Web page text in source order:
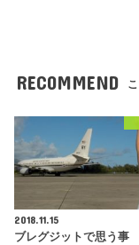
RECOMMEND
2018.11.15
ブレグジットで思う事